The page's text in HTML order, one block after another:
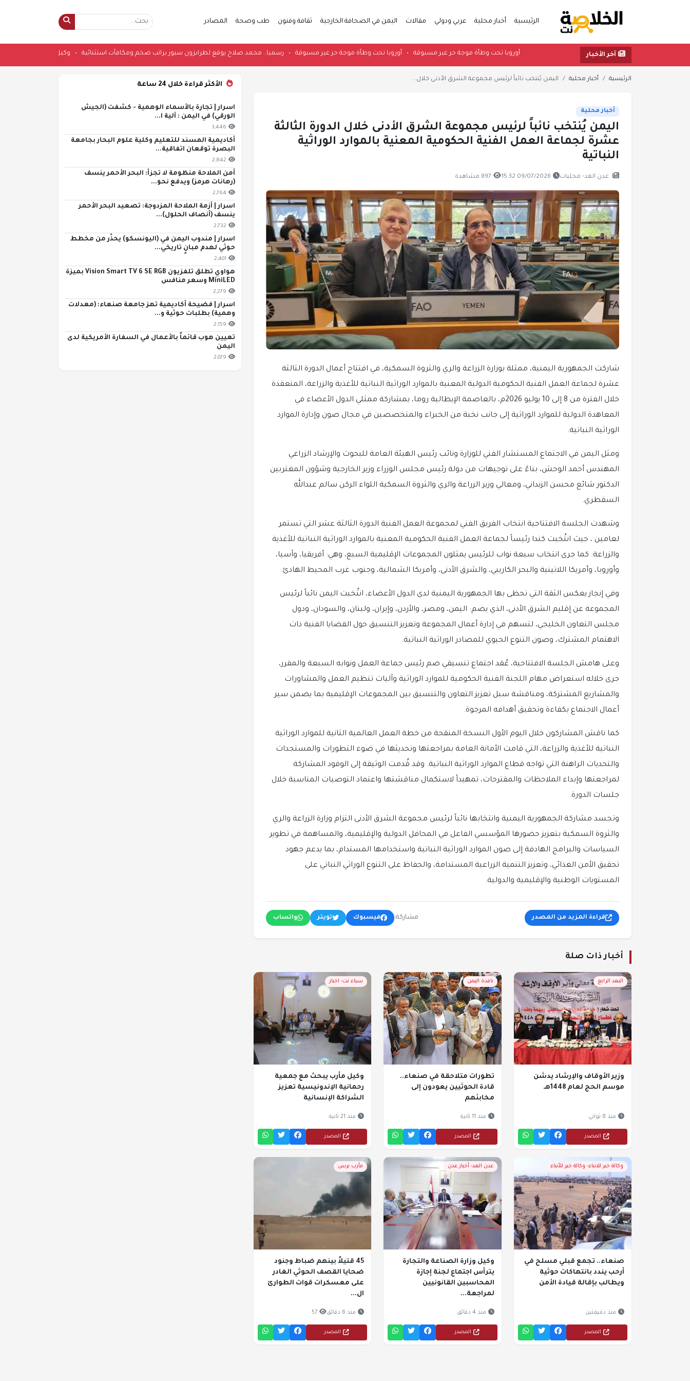
الرئيسية أخبار محلية عربي ودولي مقالات اليمن في الصحافة الخارجية ثقافة وفنون طب وصحة المصادر
آخر الأخبار أوروبا تحت وطأة موجة حر غير مسبوقة•أوروبا تحت وطأة موجة حر غير مسبوقة •رسميا.. محمد صلاح يوقع لطرابزون سبور براتب ضخم ومكافآت استثنائية
الرئيسية أخبار محلية اليمن يُنتخب نائباً لرئيس مجموعة الشرق الأدنى خلال...
أخبار محلية
اليمن يُنتخب نائباً لرئيس مجموعة الشرق الأدنى خلال الدورة الثالثة
عشرة لجماعة العمل الفنية الحكومية المعنية بالموارد الوراثية
النباتية
عدن الغد- محليات 09/07/2026 15:32 897 مشاهدة
شاركت الجمهورية اليمنية، ممثلة بوزارة الزراعة والري والثروة السمكية، في افتتاح أعمال الدورة الثالثة
عشرة لجماعة العمل الفنية الحكومية الدولية المعنية بالموارد الوراثية النباتية للأغذية والزراعة، المنعقدة
خلال الفترة من 8 إلى 10 يوليو 2026م، بالعاصمة الإيطالية روما، بمشاركة ممثلي الدول الأعضاء في
المعاهدة الدولية للموارد الوراثية إلى جانب نخبة من الخبراء والمتخصصين في مجال صون وإدارة الموارد
الوراثية النباتية.
ومثل اليمن في الاجتماع المستشار الفني للوزارة ونائب رئيس الهيئة العامة للبحوث والإرشاد الزراعي
المهندس أحمد الوحش، بناءً على توجيهات من دولة رئيس مجلس الوزراء وزير الخارجية وشؤون المغتربين
الدكتور شائع محسن الزنداني، ومعالي وزير الزراعة والري والثروة السمكية اللواء الركن سالم عبدالله
السقطري.
وشهدت الجلسة الافتتاحية انتخاب الفريق الفني لمجموعة العمل الفنية الدورة الثالثة عشر التي تستمر
لعامين ، حيث انتُخبت كندا رئيساً لجماعة العمل الفنية الحكومية المعنية بالموارد الوراثية النباتية للأغذية
والزراعة. كما جرى انتخاب سبعة نواب للرئيس يمثلون المجموعات الإقليمية السبع، وهي: أفريقيا، وآسيا،
وأوروبا، وأمريكا اللاتينية والبحر الكاريبي، والشرق الأدنى، وأمريكا الشمالية، وجنوب غرب المحيط الهادئ.
وفي إنجاز يعكس الثقة التي تحظى بها الجمهورية اليمنية لدى الدول الأعضاء، انتُخبت اليمن نائباً لرئيس
المجموعة عن إقليم الشرق الأدنى، الذي يضم: اليمن، ومصر، والأردن، وإيران، ولبنان، والسودان، ودول
مجلس التعاون الخليجي، لتسهم في إدارة أعمال المجموعة وتعزيز التنسيق حول القضايا الفنية ذات
الاهتمام المشترك، وصون التنوع الحيوي للمصادر الوراثية النباتية.
وعلى هامش الجلسة الافتتاحية، عُقد اجتماع تنسيقي ضم رئيس جماعة العمل ونوابه السبعة والمقرر،
جرى خلاله استعراض مهام اللجنة الفنية الحكومية للموارد الوراثية وآليات تنظيم العمل والمشاورات
والمشاريع المشتركة، ومناقشة سبل تعزيز التعاون والتنسيق بين المجموعات الإقليمية بما يضمن سير
أعمال الاجتماع بكفاءة وتحقيق أهدافه المرجوة.
كما ناقش المشاركون خلال اليوم الأول النسخة المنقحة من خطة العمل العالمية الثانية للموارد الوراثية
النباتية للأغذية والزراعة، التي قامت الأمانة العامة بمراجعتها وتحديثها في ضوء التطورات والمستجدات
والتحديات الراهنة التي تواجه قطاع الموارد الوراثية النباتية. وقد قُدمت الوثيقة إلى الوفود المشاركة
لمراجعتها وإبداء الملاحظات والمقترحات، تمهيداً لاستكمال مناقشتها واعتماد التوصيات المناسبة خلال
جلسات الدورة.
وتجسد مشاركة الجمهورية اليمنية وانتخابها نائباً لرئيس مجموعة الشرق الأدنى التزام وزارة الزراعة والري
والثروة السمكية بتعزيز حضورها المؤسسي الفاعل في المحافل الدولية والإقليمية، والمساهمة في تطوير
السياسات والبرامج الهادفة إلى صون الموارد الوراثية النباتية واستخدامها المستدام، بما يدعم جهود
تحقيق الأمن الغذائي، وتعزيز التنمية الزراعية المستدامة، والحفاظ على التنوع الوراثي النباتي على
المستويات الوطنية والإقليمية والدولية.
قراءة المزيد من المصدر مشاركة: فيسبوك تويتر واتساب
أخبار ذات صلة
البعد الرابع
وزير الأوقاف والإرشاد يدشن
موسم الحج لعام 1448هـ
منذ 8 ثواني
المصدر
نافذة اليمن
تطورات متلاحقة في صنعاء..
قادة الحوثيين يعودون إلى
مخابئهم
منذ 11 ثانية
المصدر
سباء نت- اخبار
وكيل مأرب يبحث مع جمعية
رحمانية الإندونيسية تعزيز
الشراكة الإنسانية
منذ 21 ثانية
المصدر
وكالة خبر للانباء- وكالة خبر للأنباء
صنعاء.. تجمع قبلي مسلح في
أرحب يندد بانتهاكات حوثية
ويطالب بإقالة قيادة الأمن
منذ دقيقتين
المصدر
عدن الغد- أخبار عدن
وكيل وزارة الصناعة والتجارة
يترأس اجتماع لجنة إجازة
المحاسبين القانونيين
لمراجعة...
منذ 4 دقائق
المصدر
مأرب برس
45 قتيلاً بينهم ضباط وجنود
ضحايا القصف الحوثي الغادر
على معسكرات قوات الطوارئ
ال...
منذ 6 دقائق 57
المصدر
الأكثر قراءة خلال 24 ساعة
اسرار | تجارة بالأسماء الوهمية - كشفت (الجيش
الورقي) في اليمن : آلية ا...
3,446
أكاديمية المسند للتعليم وكلية علوم البحار بجامعة
البصرة توقعان اتفاقية...
2,842
أمن الملاحة منظومة لا تجزأ: البحر الأحمر ينسف
(رهانات هرمز) ويدفع نحو...
2,764
اسرار | أزمة الملاحة المزدوجة: تصعيد البحر الأحمر
ينسف (أنصاف الحلول)...
2,732
اسرار | مندوب اليمن في (اليونسكو) يحذّر من مخطط
حوثي لهدم مبانٍ تاريخي...
2,401
هواوي تطلق تلفزيون Vision Smart TV 6 SE RGB بميزة
MiniLED وسعر منافس
2,279
اسرار | فضيحة أكاديمية تهز جامعة صنعاء: (معدلات
وهمية) بطلبات حوثية و...
2,159
تعيين هوب قائماً بالأعمال في السفارة الأمريكية لدى
اليمن
2,079